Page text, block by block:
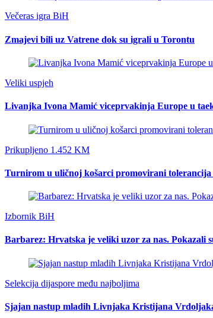
Večeras igra BiH
Zmajevi bili uz Vatrene dok su igrali u Torontu
Veliki uspjeh
Livanjka Ivona Mamić viceprvakinja Europe u
Prikupljeno 1.452 KM
Turnirom u uličnoj košarci promovirani
Izbornik BiH
Barbarez: Hrvatska je veliki uzor za nas. Pokazali
Selekcija dijaspore među najboljima
Sjajan nastup mladih Livnjaka Kristijana